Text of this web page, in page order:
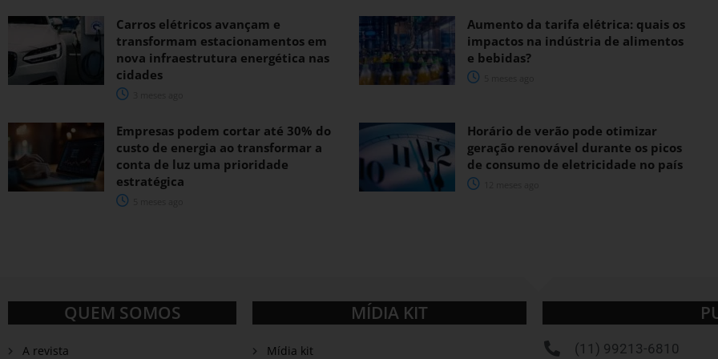
Carros elétricos avançam e
transformam estacionamentos em
nova infraestrutura energética nas
cidades
Aumento da tarifa elétrica: quais os
impactos na indústria de alimentos
e bebidas?
Empresas podem cortar até 30% do
custo de energia ao transformar a
conta de luz uma prioridade
estratégica
Horário de verão pode otimizar
geração renovável durante os picos
de consumo de eletricidade no país
QUEM SOMOS
A revista
MÍDIA KIT
Mídia kit (11) 99213-6810